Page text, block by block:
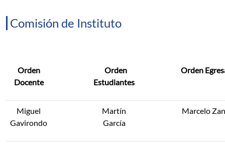
Comisión de Instituto
Orden
Docente
Orden
Estudiantes
Orden
Miguel
Gavirondo
Martín
García
Marcelo